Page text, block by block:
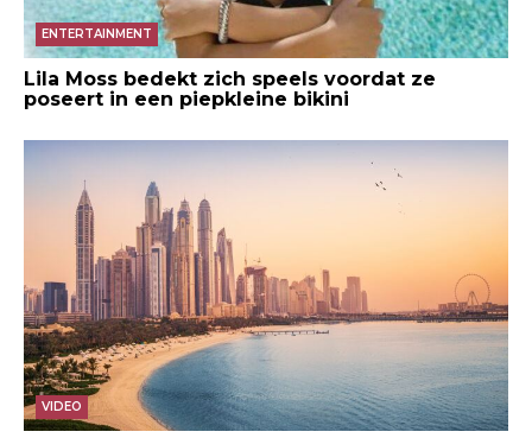
ENTERTAINMENT
Lila Moss bedekt zich speels voordat ze
poseert in een piepkleine bikini
VIDEO